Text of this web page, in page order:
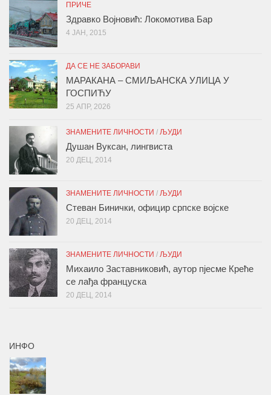
ПРИЧЕ
Здравко Војновић: Локомотива Бар
4 ЈАН, 2015
ДА СЕ НЕ ЗАБОРАВИ
МАРАКАНА – СМИЉАНСКА УЛИЦА У
ГОСПИЋУ
25 АПР, 2026
ЗНАМЕНИТЕ ЛИЧНОСТИ / ЉУДИ
Душан Вуксан, лингвиста
20 ДЕЦ, 2014
ЗНАМЕНИТЕ ЛИЧНОСТИ / ЉУДИ
Стеван Бинички, официр српске војске
20 ДЕЦ, 2014
ЗНАМЕНИТЕ ЛИЧНОСТИ / ЉУДИ
Михаило Заставниковић, аутор пјесме Креће
се лађа француска
20 ДЕЦ, 2014
ИНФО